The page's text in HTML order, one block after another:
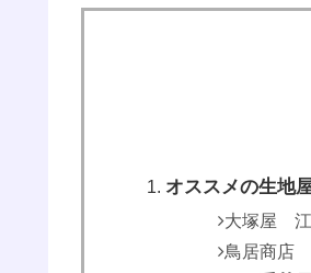
オススメの生地
大塚屋
鳥居商店